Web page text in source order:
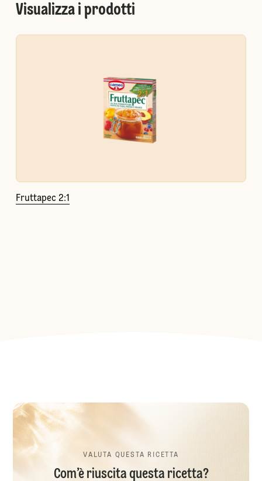
Visualizza i prodotti
Fruttapec 2:1
VALUTA QUESTA RICETTA
Com’è riuscita questa ricetta?